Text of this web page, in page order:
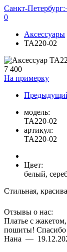
Санкт-Петербург:
0
Аксессуары
TA220-02
7 400
На примерку
модель:
TA220-02
артикул:
TA220-02
Цвет:
белый,
Стильная,
Отзывы о нас:
Платье с
пошиты! Спасибо
Нана —